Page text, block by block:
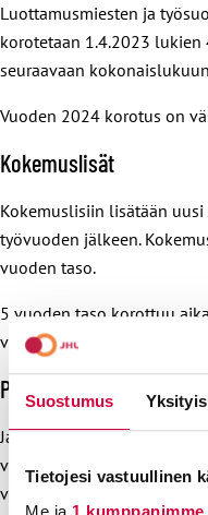
Suostumus
Tietojesi vastuullinen
Me ja 1 kumppanimme
Luottamusmiesten ja
korotetaan 1.4.2023 lukien
seuraavaan
Vuoden 2024 korotus on
Kokemuslisät
Kokemuslisiin lisätään
työvuoden jälkeen.
vuoden taso.
5 vuoden taso korottuu
vuoden tason puoliväliin.
Perhevapaat
Jatkossa lapsen toisella
varsinainen palkka
vanhempainvapaan 32